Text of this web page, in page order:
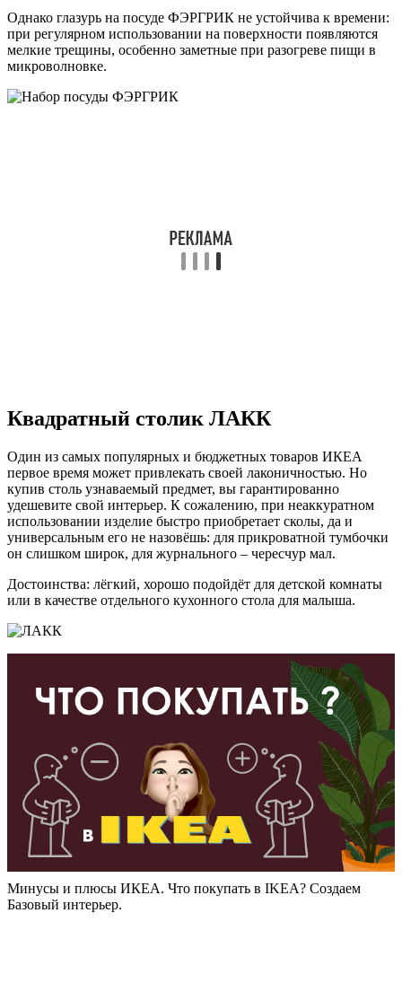
Однако глазурь на посуде ФЭРГРИК не устойчива к времени:
при регулярном использовании на поверхности появляются
мелкие трещины, особенно заметные при разогреве пищи в
микроволновке.
Квадратный столик ЛАКК
Один из самых популярных и бюджетных товаров ИКЕА
первое время может привлекать своей лаконичностью. Но
купив столь узнаваемый предмет, вы гарантированно
удешевите свой интерьер. К сожалению, при неаккуратном
использовании изделие быстро приобретает сколы, да и
универсальным его не назовёшь: для прикроватной тумбочки
он слишком широк, для журнального – чересчур мал.
Достоинства: лёгкий, хорошо подойдёт для детской комнаты
или в качестве отдельного кухонного стола для малыша.
Минусы и плюсы ИКЕА. Что покупать в IKEA? Создаем
Базовый интерьер.